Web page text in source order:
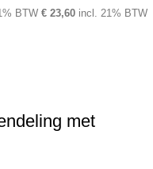
BTW € 23,60 incl. 21% BTW
met